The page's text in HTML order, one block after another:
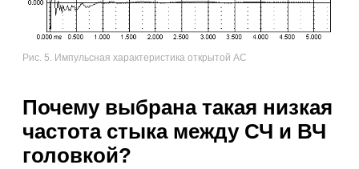
Рис. 5. Импульсная характеристика открытой АС
Почему выбрана такая низкая
частота стыка между СЧ и ВЧ
головкой?